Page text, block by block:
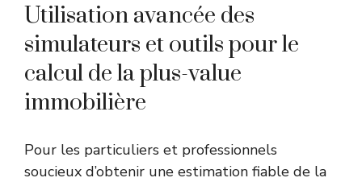
Utilisation avancée des
simulateurs et outils pour le
calcul de la plus-value
immobilière
Pour les particuliers et professionnels
soucieux d’obtenir une estimation fiable de la